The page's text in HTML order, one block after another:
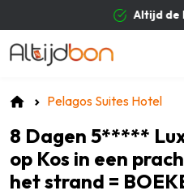
Pelagos Suites Hotel
8 Dagen 5*****
op Kos in een
het strand =